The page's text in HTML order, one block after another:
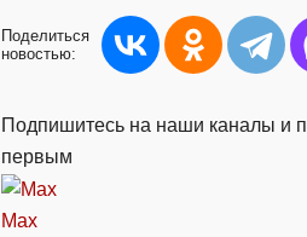
Поделиться
новостью:
Подпишитесь на наши каналы и
первым
Max